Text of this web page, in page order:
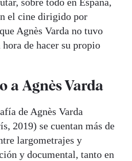
el cine dirigido por
Agnès Varda no tuvo
de hacer su propio
a Agnès Varda
de Agnès Varda
2019) se cuentan más de
largometrajes y
y documental, tanto en